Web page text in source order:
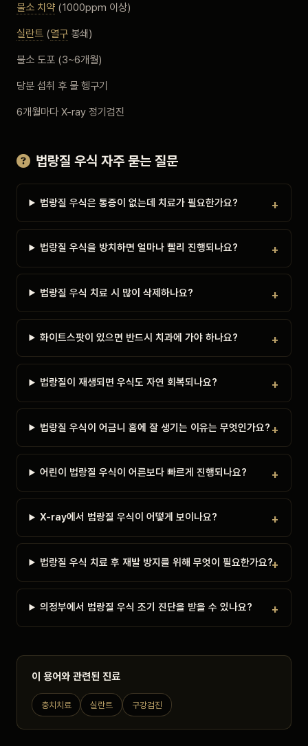
불소 치약 (1000ppm 이상)
실란트 (열구 봉쇄)
불소 도포 (3~6개월)
당분 섭취 후 물 헹구기
6개월마다 X-ray 정기검진
법랑질 우식 자주 묻는 질문
법랑질 우식은 통증이 없는데 치료가 필요한가요?
법랑질 우식을 방치하면 얼마나 빨리 진행되나요?
법랑질 우식 치료 시 많이 삭제하나요?
화이트스팟이 있으면 반드시 치과에 가야 하나요?
법랑질이 재생되면 우식도 자연 회복되나요?
법랑질 우식이 어금니 홈에 잘 생기는 이유는 무엇인가요?
어린이 법랑질 우식이 어른보다 빠르게 진행되나요?
X-ray에서 법랑질 우식이 어떻게 보이나요?
법랑질 우식 치료 후 재발 방지를 위해 무엇이 필요한가요?
의정부에서 법랑질 우식 조기 진단을 받을 수 있나요?
이 용어와 관련된 진료
충치치료 실란트 구강검진